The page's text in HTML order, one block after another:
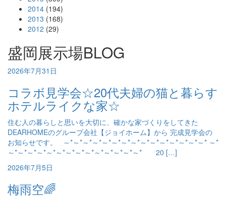
2014 (194)
2013 (168)
2012 (29)
盛岡展示場BLOG
2026年7月31日
コラボ見学会☆20代夫婦の猫と暮らす
ホテルライクな家☆
住む人の暮らしと思いを大切に、確かな家づくりをしてきた
DEARHOMEのグループ会社【ジョイホーム】から 完成見学会の
お知らせです。 ～*～*～*～*～*～*～*～*～*～*～*～*～*～*～* ～*
～*～*～*～*～*～*～*～*～*～*～*～*～*～* 20 […]
2026年7月5日
梅雨空🌈